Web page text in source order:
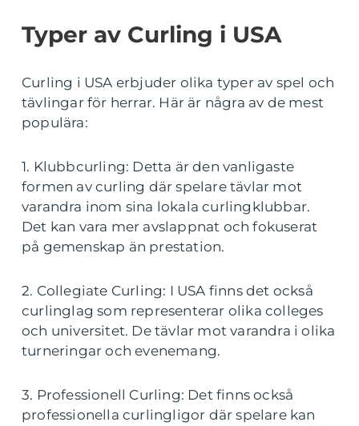
Typer av Curling i USA
Curling i USA erbjuder olika typer av spel och
tävlingar för herrar. Här är några av de mest
populära:
1. Klubbcurling: Detta är den vanligaste
formen av curling där spelare tävlar mot
varandra inom sina lokala curlingklubbar.
Det kan vara mer avslappnat och fokuserat
på gemenskap än prestation.
2. Collegiate Curling: I USA finns det också
curlinglag som representerar olika colleges
och universitet. De tävlar mot varandra i olika
turneringar och evenemang.
3. Professionell Curling: Det finns också
professionella curlingligor där spelare kan